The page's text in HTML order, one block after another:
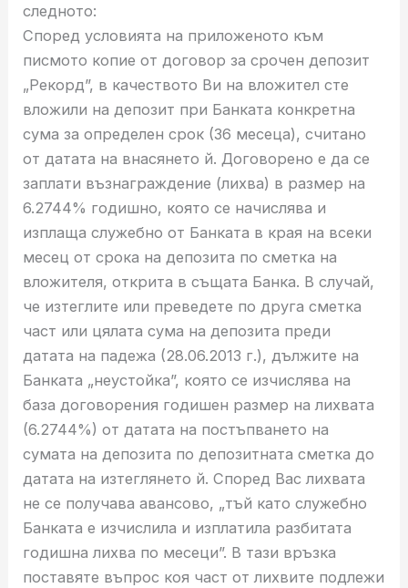
следното:
Според условията на приложеното към
писмото копие от договор за срочен депозит
„Рекорд”, в качеството Ви на вложител сте
вложили на депозит при Банката конкретна
сума за определен срок (36 месеца), считано
от датата на внасянето й. Договорено е да се
заплати възнаграждение (лихва) в размер на
6.2744% годишно, която се начислява и
изплаща служебно от Банката в края на всеки
месец от срока на депозита по сметка на
вложителя, открита в същата Банка. В случай,
че изтеглите или преведете по друга сметка
част или цялата сума на депозита преди
датата на падежа (28.06.2013 г.), дължите на
Банката „неустойка”, която се изчислява на
база договорения годишен размер на лихвата
(6.2744%) от датата на постъпването на
сумата на депозита по депозитната сметка до
датата на изтеглянето й. Според Вас лихвата
не се получава авансово, „тъй като служебно
Банката е изчислила и изплатила разбитата
годишна лихва по месеци”. В тази връзка
поставяте въпрос коя част от лихвите подлежи